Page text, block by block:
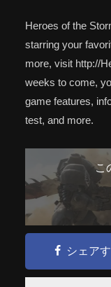
Heroes of the
starring your
more, visit http://
weeks to come,
game features,
test, and more.
こ
シェア